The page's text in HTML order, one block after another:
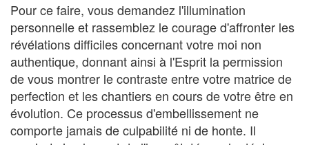
Pour ce faire, vous demandez l'illumination
personnelle et rassemblez le courage d'affronter les
révélations difficiles concernant votre moi non
authentique, donnant ainsi à l'Esprit la permission
de vous montrer le contraste entre votre matrice de
perfection et les chantiers en cours de votre être en
évolution. Ce processus d'embellissement ne
comporte jamais de culpabilité ni de honte. Il